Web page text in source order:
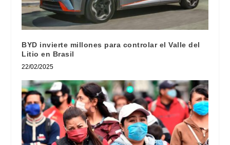
BYD invierte millones para controlar el Valle del
Litio en Brasil
22/02/2025